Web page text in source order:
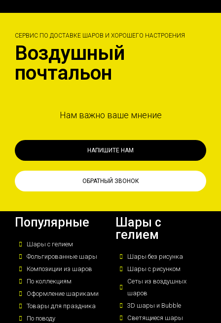
СЕРВИС ПО ДОСТАВКЕ ШАРОВ И ХОРОШЕГО НАСТРОЕНИЯ
Воздушный
почтальон
Нам важно ваше мнение
НАПИШИТЕ НАМ
ОБРАТНЫЙ ЗВОНОК
Популярные
Шары с гелием
Фольгированные шары
Композиции из шаров
По коллекциям
Оформление шариками
Товары для праздника
По поводу
Шары с
гелием
Шары без рисунка
Шары с рисунком
Сеты из воздушных
шаров
3D шары и Bubble
Светящиеся шары